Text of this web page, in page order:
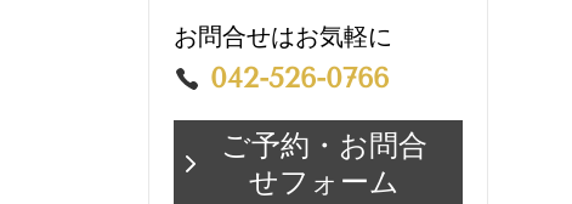
お問合せはお気軽に
042-526-0766
ご予約・お問合
せフォーム